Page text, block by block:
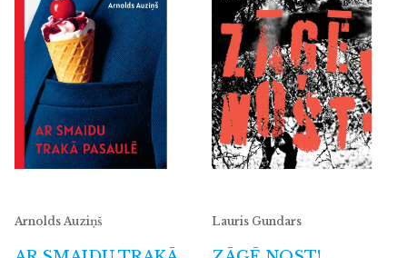
Arnolds Auziņš Lauris Gundars